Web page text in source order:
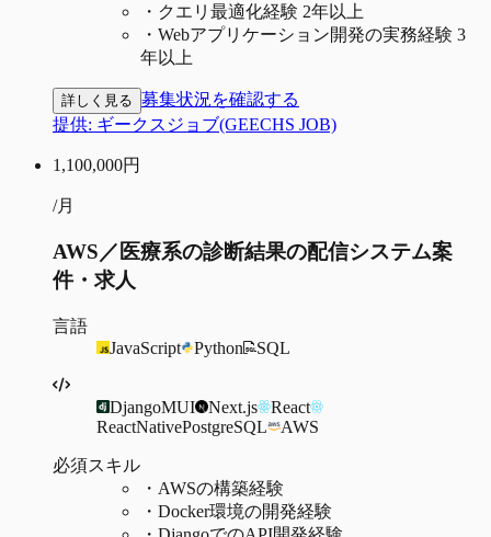
・ クエリ最適化経験 2年以上
・ Webアプリケーション開発の実務経験 3
年以上
詳しく見る 募集状況を確認する
提供: ギークスジョブ(GEECHS JOB)
1,100,000円
/月
AWS／医療系の診断結果の配信システム案
件・求人
言語
JavaScript
Python SQL
DjangoMUI Next.js
React
ReactNativePostgreSQL AWS
必須スキル
・ AWSの構築経験
・ Docker環境の開発経験